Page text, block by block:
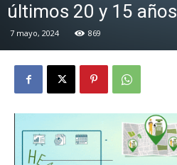
últimos 20 y 15 años
7 mayo, 2024 869